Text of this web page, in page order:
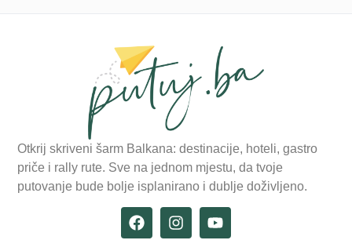
Otkrij skriveni šarm Balkana: destinacije, hoteli, gastro
priče i rally rute. Sve na jednom mjestu, da tvoje
putovanje bude bolje isplanirano i dublje doživljeno.